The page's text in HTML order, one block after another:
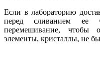
Если в лабораторию
перед сливанием ее
перемешивание, чтобы
элементы, кристаллы, не